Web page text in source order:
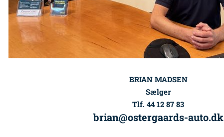
BRIAN MADSEN
Sælger
Tlf. 44 12 87 83
brian@ostergaards-auto.dk